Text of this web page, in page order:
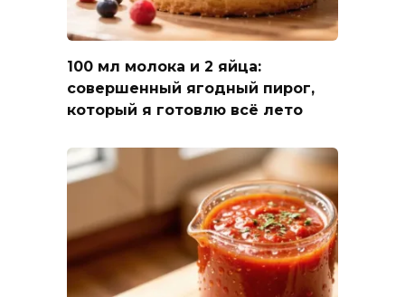
100 мл молока и 2 яйца:
совершенный ягодный пирог,
который я готовлю всё лето